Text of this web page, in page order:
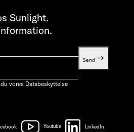
Sunlight.
Send
vores Databeskyttelse
Youtube LinkedIn